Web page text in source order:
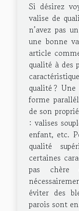
Si désirez
valise de
n’avez pas
une bonne
article
qualité à des
qualité ?
forme
de son
: valises
enfant, etc.
qualité
certaines
pas
éviter des
parois sont